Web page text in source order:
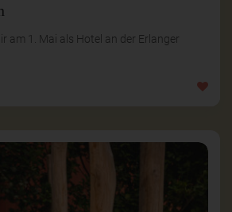
am 1. Mai als Hotel an der Erlanger